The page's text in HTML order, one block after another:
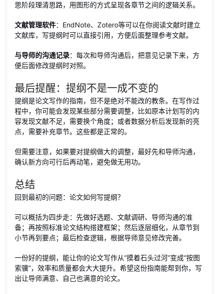
思阶段理清思路，用图形的方式呈现各章节之间的逻辑关系。
文献管理软件：EndNote、Zotero等可以在你阅读文献时建立
文献库，写提纲时可以直接引用，方便后面整理参考文献。
与导师的沟通记录：每次和导师沟通后，把意见记录下来，方
便后面修改提纲时对照。
最后提醒：提纲不是一成不变的
提纲是论文写作的指南，但不是绝对不能改的教条。在写作过
程中，你可能会发现某些部分需要调整，比如原本计划写的内
容发现文献不足，需要换个角度；或者数据分析后发现新的亮
点，需要补充章节。这些都是正常的。
但需要注意，如果要对提纲做大的调整，最好先和导师沟通，
确认新方向可行后再动笔，避免做无用功。
总结
回到最初的问题：论文如何写提纲？
可以概括为四步走：先做好选题、文献调研、导师沟通的准
备；再按照标准论文结构搭建框架；然后逐层细化，从章节到
小节再到要点；最后检查逻辑，根据导师意见修改完善。
一份好的提纲，能让你的论文写作从“摸着石头过河”变成“按图
索骥”，效率和质量都会大大提升。希望这份指南能帮到你，写
出让导师满意、自己也满意的论文。